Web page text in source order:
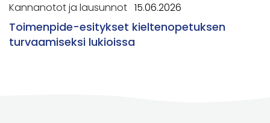
Kannanotot ja lausunnot 15.06.2026
Toimenpide-esitykset kieltenopetuksen
turvaamiseksi lukioissa